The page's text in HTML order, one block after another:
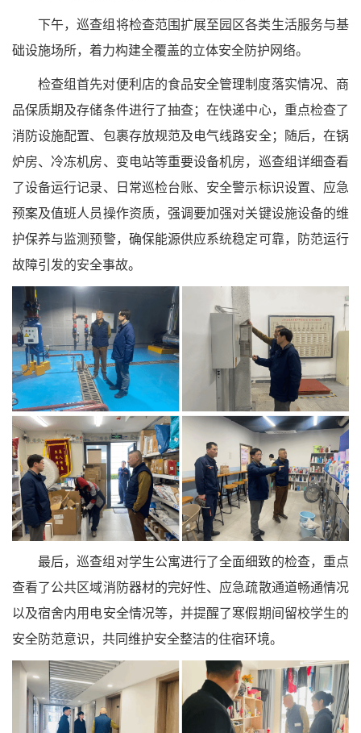
下午，巡查组将检查范围扩展至园区各类生活服务与基
础设施场所，着力构建全覆盖的立体安全防护网络。
检查组首先对便利店的食品安全管理制度落实情况、商
品保质期及存储条件进行了抽查；在快递中心，重点检查了
消防设施配置、包裹存放规范及电气线路安全；随后，在锅
炉房、冷冻机房、变电站等重要设备机房，巡查组详细查看
了设备运行记录、日常巡检台账、安全警示标识设置、应急
预案及值班人员操作资质，强调要加强对关键设施设备的维
护保养与监测预警，确保能源供应系统稳定可靠，防范运行
故障引发的安全事故。
最后，巡查组对学生公寓进行了全面细致的检查，重点
查看了公共区域消防器材的完好性、应急疏散通道畅通情况
以及宿舍内用电安全情况等，并提醒了寒假期间留校学生的
安全防范意识，共同维护安全整洁的住宿环境。